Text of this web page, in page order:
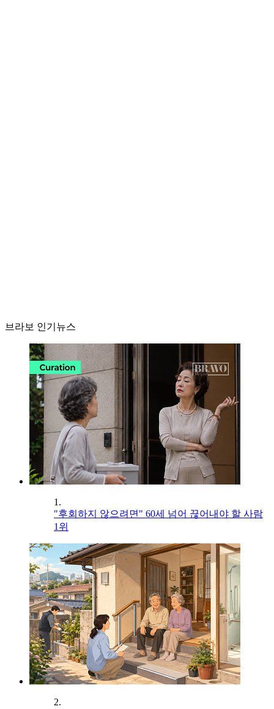
브라보 인기뉴스
1.
"후회하지 않으려면" 60세 넘어 끊어내야 할 사람
1위
2.